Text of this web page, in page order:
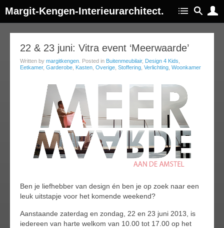
Margit-Kengen-Interieurarchitect.
22 & 23 juni: Vitra event ‘Meerwaarde’
Written by margitkengen . Posted in Buitenmeubilair, Design 4 Kids
Eetkamer, Garderobe Kasten Overige Stoffering Verlichting Woonkamer
Ben je liefhebber van design én ben je op zoek naar een
leuk uitstapje voor het komende weekend?
Aanstaande zaterdag en zondag, 22 en 23 juni 2013, is
iedereen van harte welkom van 10.00 tot 17.00 op het